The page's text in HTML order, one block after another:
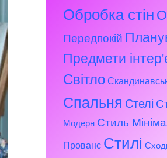
Обробка стін
Передпокій
Предмети
Світло
Спальня Стелі
Модерн Стиль
Прованс Стилі